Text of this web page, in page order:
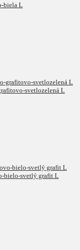
biela L
svetlozelená L
bielo-svetlý grafit L